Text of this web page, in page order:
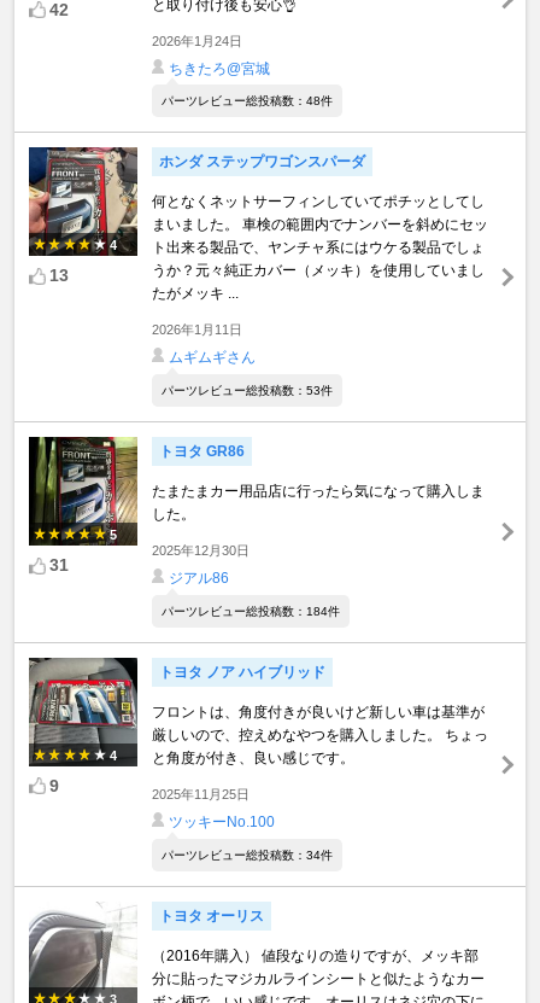
42 と取り付け後も安心👌
2026年1月24日
ちきたろ@宮城
パーツレビュー総投稿数：48件
4
13
ホンダ ステップワゴンスパーダ
何となくネットサーフィンしていてポチッとしてし
まいました。 車検の範囲内でナンバーを斜めにセッ
ト出来る製品で、ヤンチャ系にはウケる製品でしょ
うか？元々純正カバー（メッキ）を使用していまし
たがメッキ ...
2026年1月11日
ムギムギさん
パーツレビュー総投稿数：53件
5
31
トヨタ GR86
たまたまカー用品店に行ったら気になって購入しま
した。
2025年12月30日
ジアル86
パーツレビュー総投稿数：184件
4
9
トヨタ ノア ハイブリッド
フロントは、角度付きが良いけど新しい車は基準が
厳しいので、控えめなやつを購入しました。 ちょっ
と角度が付き、良い感じです。
2025年11月25日
ツッキーNo.100
パーツレビュー総投稿数：34件
3
トヨタ オーリス
（2016年購入） 値段なりの造りですが、メッキ部
分に貼ったマジカルラインシートと似たようなカー